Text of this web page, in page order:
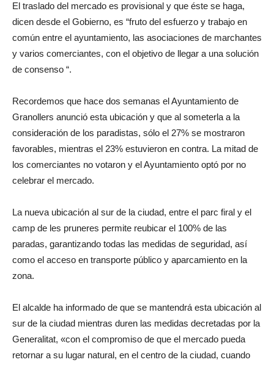
El traslado del mercado es provisional y que éste se haga,
dicen desde el Gobierno, es “fruto del esfuerzo y trabajo en
común entre el ayuntamiento, las asociaciones de marchantes
y varios comerciantes, con el objetivo de llegar a una solución
de consenso “.
Recordemos que hace dos semanas el Ayuntamiento de
Granollers anunció esta ubicación y que al someterla a la
consideración de los paradistas, sólo el 27% se mostraron
favorables, mientras el 23% estuvieron en contra. La mitad de
los comerciantes no votaron y el Ayuntamiento optó por no
celebrar el mercado.
La nueva ubicación al sur de la ciudad, entre el parc firal y el
camp de les pruneres permite reubicar el 100% de las
paradas, garantizando todas las medidas de seguridad, así
como el acceso en transporte público y aparcamiento en la
zona.
El alcalde ha informado de que se mantendrá esta ubicación al
sur de la ciudad mientras duren las medidas decretadas por la
Generalitat, «con el compromiso de que el mercado pueda
retornar a su lugar natural, en el centro de la ciudad, cuando